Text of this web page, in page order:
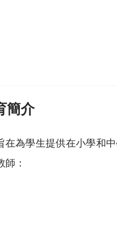
簡介
在為學生提供在小學和
：